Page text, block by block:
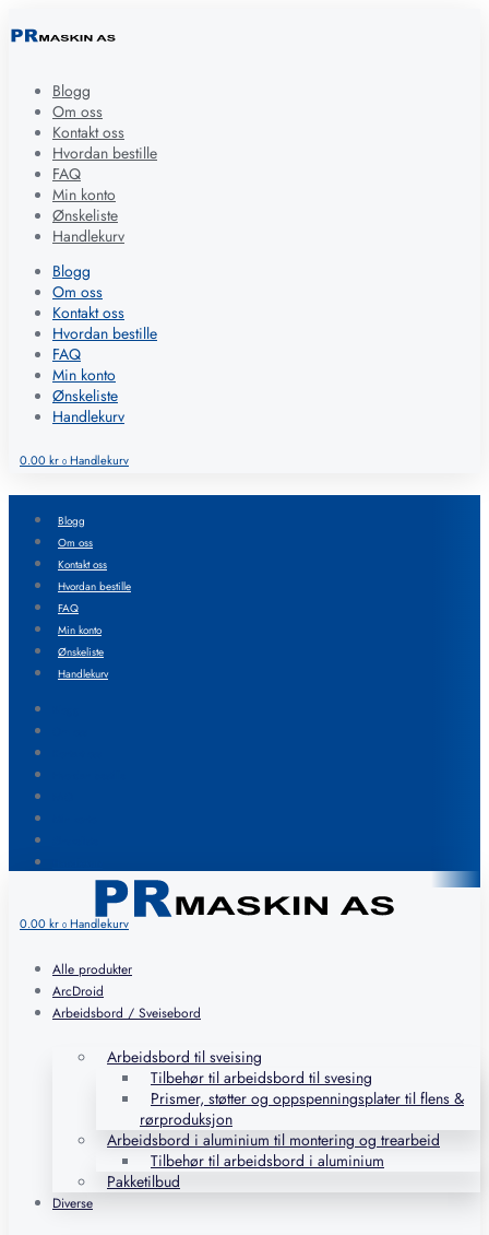
Blogg
Om oss
Kontakt oss
Hvordan bestille
FAQ
Min konto
Ønskeliste
Handlekurv
Blogg
Om oss
Kontakt oss
Hvordan bestille
FAQ
Min konto
Ønskeliste
Handlekurv
0.00kr 0 Handlekurv
Blogg
Om oss
Kontakt oss
Hvordan bestille
FAQ
Min konto
Ønskeliste
Handlekurv
0.00kr 0 Handlekurv
Alle produkter
ArcDroid
Arbeidsbord / Sveisebord
Arbeidsbord til sveising
Tilbehør til arbeidsbord til svesing
Prismer, støtter og oppspenningsplater til flens &
rørproduksjon
Arbeidsbord i aluminium til montering og trearbeid
Tilbehør til arbeidsbord i aluminium
Pakketilbud
Diverse